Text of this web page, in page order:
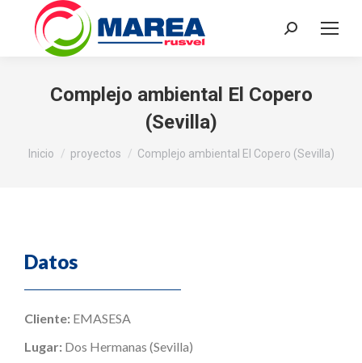
Complejo ambiental El Copero
(Sevilla)
Estás aquí:
Inicio proyectos Complejo ambiental El Copero (Sevilla)
Datos
Cliente: EMASESA
Lugar: Dos Hermanas (Sevilla)